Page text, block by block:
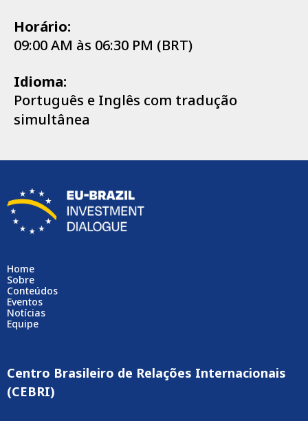
Horário:
09:00 AM às 06:30 PM (BRT)
Idioma:
Português e Inglês com tradução
simultânea
Home
Sobre
Conteúdos
Eventos
Notícias
Equipe
Centro Brasileiro de Relações Internacionais
(CEBRI)